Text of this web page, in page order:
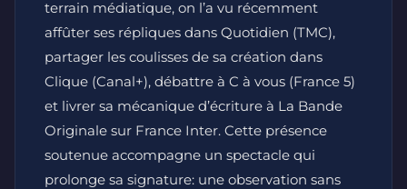
terrain médiatique, on l’a vu récemment
affûter ses répliques dans Quotidien (TMC),
partager les coulisses de sa création dans
Clique (Canal+), débattre à C à vous (France 5)
et livrer sa mécanique d’écriture à La Bande
Originale sur France Inter. Cette présence
soutenue accompagne un spectacle qui
prolonge sa signature: une observation sans